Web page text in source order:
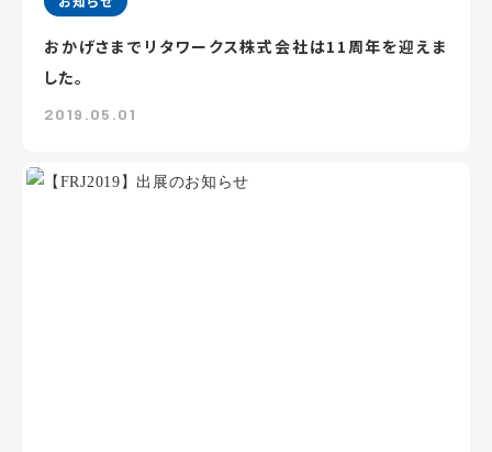
おかげさまでリタワークス株式会社は11周年を迎えま
した。
2019.05.01